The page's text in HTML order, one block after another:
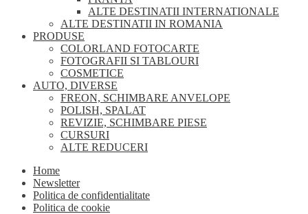
ALTE DESTINATII INTERNATIONALE
ALTE DESTINATII IN ROMANIA
PRODUSE
COLORLAND FOTOCARTE
FOTOGRAFII SI TABLOURI
COSMETICE
AUTO, DIVERSE
FREON, SCHIMBARE ANVELOPE
POLISH, SPALAT
REVIZIE, SCHIMBARE PIESE
CURSURI
ALTE REDUCERI
Home
Newsletter
Politica de confidentialitate
Politica de cookie